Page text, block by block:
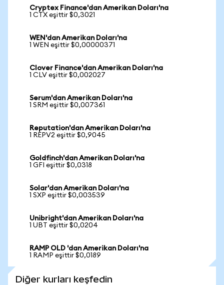
Cryptex Finance'dan Amerikan Doları'na
1 CTX eşittir $0,3021
WEN'dan Amerikan Doları'na
1 WEN eşittir $0,00000371
Clover Finance'dan Amerikan Doları'na
1 CLV eşittir $0,002027
Serum'dan Amerikan Doları'na
1 SRM eşittir $0,007361
Reputation'dan Amerikan Doları'na
1 REPV2 eşittir $0,9045
Goldfinch'dan Amerikan Doları'na
1 GFI eşittir $0,0318
Solar'dan Amerikan Doları'na
1 SXP eşittir $0,003539
Unibright'dan Amerikan Doları'na
1 UBT eşittir $0,0204
RAMP OLD 'dan Amerikan Doları'na
1 RAMP eşittir $0,0189
Diğer kurları keşfedin